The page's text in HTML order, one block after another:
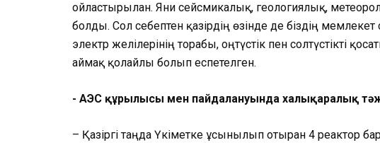
ойластырылған. Яғни сейсмикалық, геологиялық,
болды. Сол себептен қазірдің өзінде де біздің
электр желілерінің торабы, оңтүстік пен солтүстікті
аймақ қолайлы болып еспетелген.
­- АЭС құрылысы мен пайдалануында халықаралық
– Қазіргі таңда Үкіметке ұсынылып отырған 4 реактор